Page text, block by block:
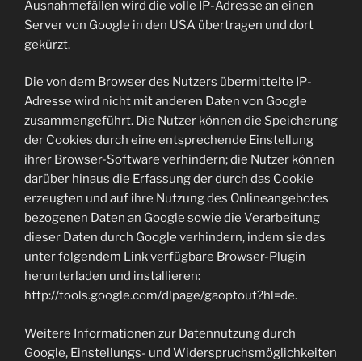
Ausnahmefällen wird die volle IP-Adresse an einen
Server von Google in den USA übertragen und dort
gekürzt.
Die von dem Browser des Nutzers übermittelte IP-
Adresse wird nicht mit anderen Daten von Google
zusammengeführt. Die Nutzer können die Speicherung
der Cookies durch eine entsprechende Einstellung
ihrer Browser-Software verhindern; die Nutzer können
darüber hinaus die Erfassung der durch das Cookie
erzeugten und auf ihre Nutzung des Onlineangebotes
bezogenen Daten an Google sowie die Verarbeitung
dieser Daten durch Google verhindern, indem sie das
unter folgendem Link verfügbare Browser-Plugin
herunterladen und installieren:
http://tools.google.com/dlpage/gaoptout?hl=de.
Weitere Informationen zur Datennutzung durch
Google, Einstellungs- und Widerspruchsmöglichkeiten